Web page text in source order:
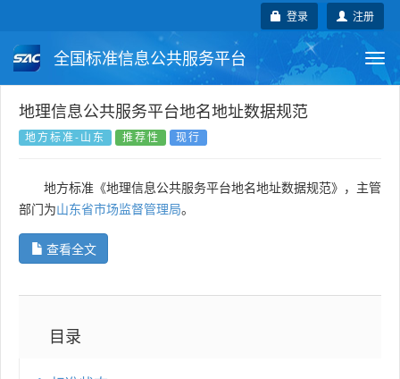
注册
登录
全国标准信息公共服务平台
国家标准 行业标准 地方标准
国外标准 技术委员会
地理信息公共服务平台地名地址数据规范
地方标准-山东 推荐性 现行
地方标准《地理信息公共服务平台地名地址数据规范》，主管
部门为山东省市场监督管理局。
查看全文
目录